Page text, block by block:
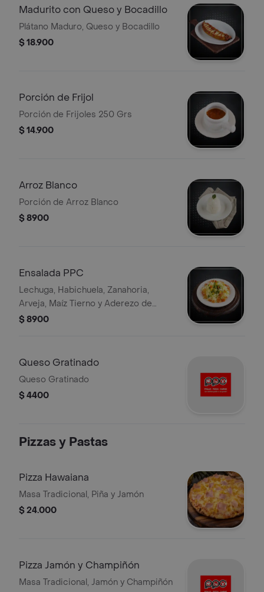
Madurito con Queso y Bocadillo
Plátano Maduro, Queso y Bocadillo
$ 18.900
Porción de Frijol
Porción de Frijoles 250 Grs
$ 14.900
Arroz Blanco
Porción de Arroz Blanco
$ 8900
Ensalada PPC
Lechuga, Habichuela, Zanahoria,
Arveja, Maíz Tierno y Aderezo de
Vinagreta
$ 8900
Queso Gratinado
Queso Gratinado
$ 4400
Pizzas y Pastas
Pizza Hawaiana
Masa Tradicional, Piña y Jamón
$ 24.000
Pizza Jamón y Champiñón
Masa Tradicional, Jamón y Champiñón